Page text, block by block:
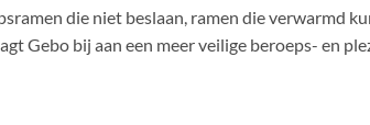
die niet beslaan, ramen die verwarmd
Gebo bij aan een meer veilige beroeps- en